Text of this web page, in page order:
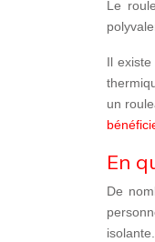
Le
Il
un
En
De
isolante.